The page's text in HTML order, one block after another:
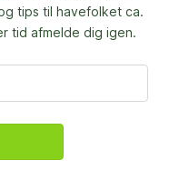
tips til havefolket ca.
tid afmelde dig igen.